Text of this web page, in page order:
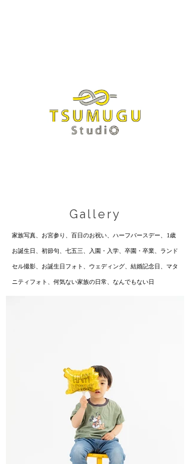
Gallery
家族写真、お宮参り、百日のお祝い、ハーフバースデー、1歳
お誕生日、初節句、七五三、入園・入学、卒園・卒業、ランド
セル撮影、お誕生日フォト、ウェディング、結婚記念日、マタ
ニティフォト、 何気ない家族の日常、なんでもない日